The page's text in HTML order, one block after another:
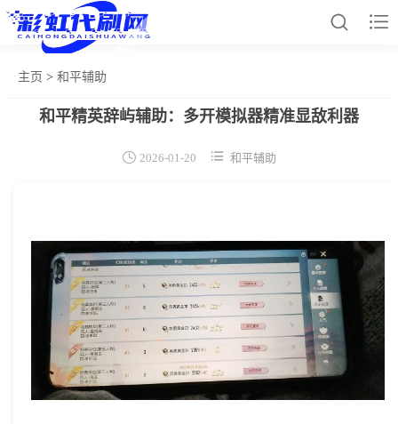


网站首页
三角容器
热门文章
关于我们
主页 > 和平辅助
和平精英辞屿辅助：多开模拟器精准显敌利器
 2026-01-20  和平辅助